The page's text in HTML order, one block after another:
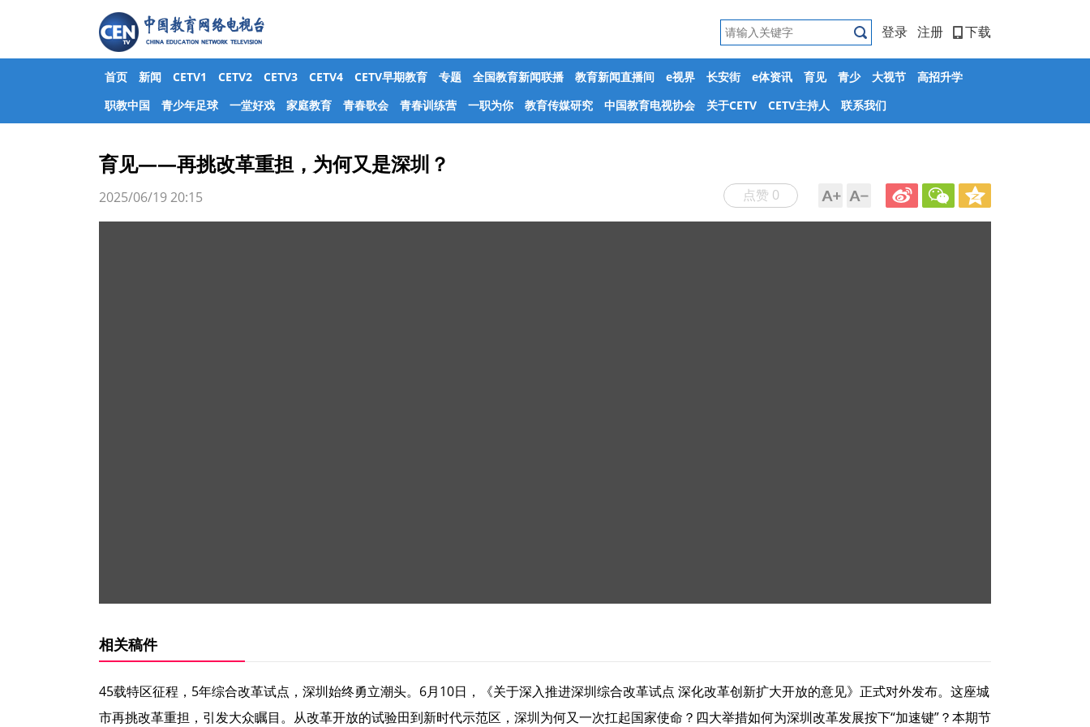
登录 注册 下载
首页 新闻 CETV1 CETV2 CETV3 CETV4 CETV早期教育 专题 全国教育新闻联播 教育新闻直播间 e视界 长安街 e体资讯 育见 青少 大视节
高招升学
职教中国
青少年足球 一堂好戏 家庭教育 青春歌会 青春训练营 一职为你 教育传媒研究 中国教育电视协会 关于CETV CETV主持人 联系我们
育见——再挑改革重担，为何又是深圳？
点赞 0
2025/06/19 20:15
相关稿件
45载特区征程，5年综合改革试点，深圳始终勇立潮头。6月10日，《关于深入推进深圳综合改革试点 深化改革创新扩大开放的意见》正式对外发布。这座城
市再挑改革重担，引发大众瞩目。从改革开放的试验田到新时代示范区，深圳为何又一次扛起国家使命？四大举措如何为深圳改革发展按下“加速键”？本期节